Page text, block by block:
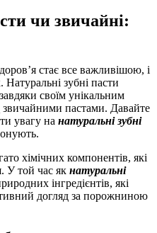
чи звичайні:
стає все важливішою, і
Натуральні зубні пасти
своїм унікальним
звичайними пастами. Давайте
увагу на натуральні зубні
хімічних компонентів, які
У той час як натуральні
інгредієнтів, які
догляд за порожниною